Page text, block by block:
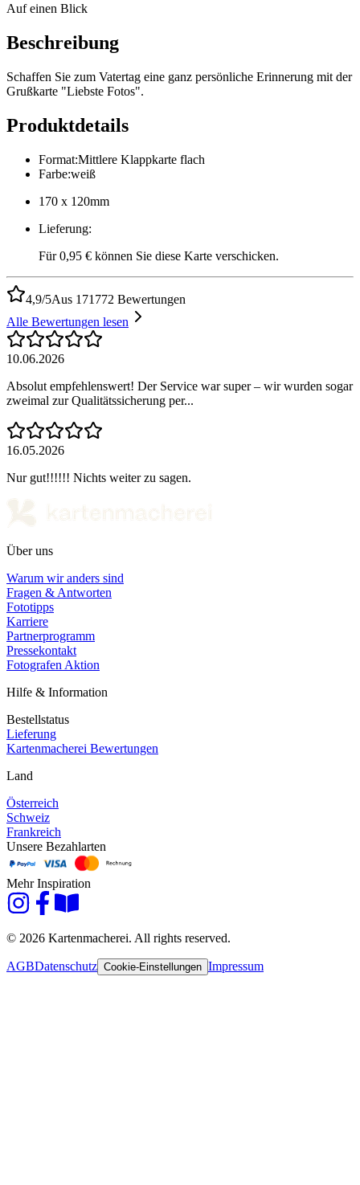
Auf einen Blick
Beschreibung
Schaffen Sie zum Vatertag eine ganz persönliche Erinnerung mit der
Grußkarte "Liebste Fotos".
Produktdetails
Format:Mittlere Klappkarte flach
Farbe:weiß
170 x 120mm
Lieferung:
Für 0,95 € können Sie diese Karte verschicken.
4,9/5Aus 171772 Bewertungen
Alle Bewertungen lesen
10.06.2026
Absolut empfehlenswert! Der Service war super – wir wurden sogar
zweimal zur Qualitätssicherung per...
16.05.2026
Nur gut!!!!!! Nichts weiter zu sagen.
Über uns
Warum wir anders sind
Fragen & Antworten
Fototipps
Karriere
Partnerprogramm
Pressekontakt
Fotografen Aktion
Hilfe & Information
Bestellstatus
Lieferung
Kartenmacherei Bewertungen
Land
Österreich
Schweiz
Frankreich
Unsere Bezahlarten
Mehr Inspiration
© 2026 Kartenmacherei. All rights reserved.
AGBDatenschutz Cookie-Einstellungen Impressum